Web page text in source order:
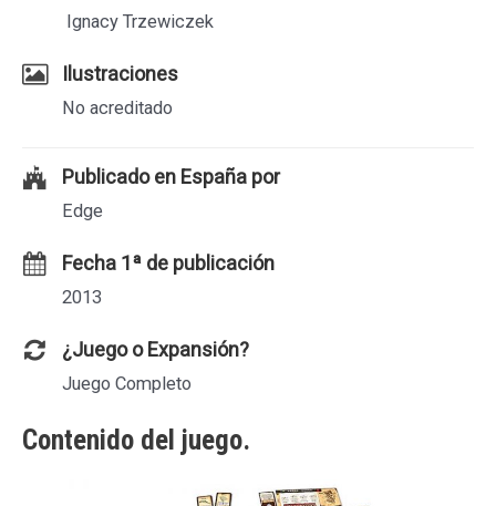
Ignacy Trzewiczek
Ilustraciones
No acreditado
Publicado en España por
Edge
Fecha 1ª de publicación
2013
¿Juego o Expansión?
Juego Completo
Contenido del juego.